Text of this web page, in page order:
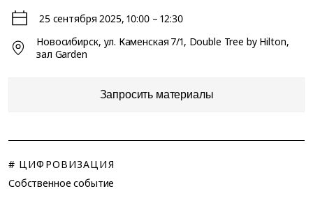
25 сентября 2025, 10:00 – 12:30
Новосибирск, ул. Каменская 7/1, Double Tree by Hilton,
зал Garden
Запросить материалы
# ЦИФРОВИЗАЦИЯ
Собственное событие